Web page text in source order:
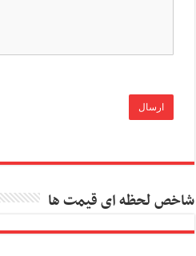
شاخص لحظه ای قیمت ها